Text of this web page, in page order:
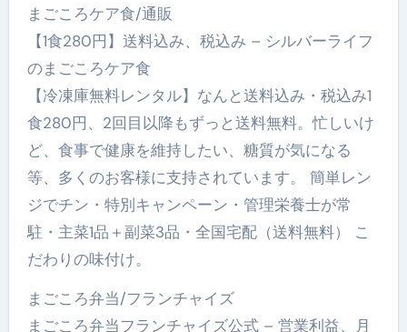
まごころケア食/通販
【1食280円】送料込み、税込み – シルバーライフ
のまごころケア食
【冷凍庫無料レンタル】なんと送料込み・税込み1
食280円、2回目以降もずっと送料無料。忙しいけ
ど、食事で健康を維持したい、糖質が気になる
等、多くのお客様に支持されています。 簡単レン
ジでチン・特別キャンペーン・管理栄養士が常
駐・主菜1品＋副菜3品・全国宅配（送料無料） こ
だわりの味付け。
まごころ弁当/フランチャイズ
まごころ弁当フランチャイズ公式 – 営業利益、月